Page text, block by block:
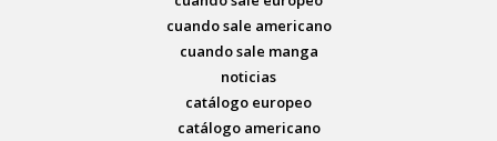
cuando sale americano
cuando sale manga
noticias
catálogo europeo
catálogo americano